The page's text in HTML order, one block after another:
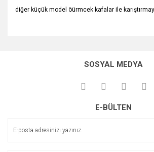
diğer küçük model öürmcek kafalar ile
kullanarak tarafımıza iletebilirsiniz.
Görüş ve önerileriniz için teşekkür ederiz.
Ürün açıklamasında eksik bilgiler bulunuyor.
SOSYAL MEDYA
E-BÜLTEN